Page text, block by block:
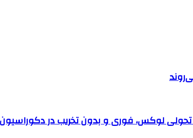
تحولی لوکس، فوری و بدون تخریب در